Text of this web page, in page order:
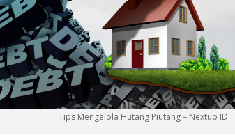
Tips Mengelola Hutang Piutang – Nextup ID